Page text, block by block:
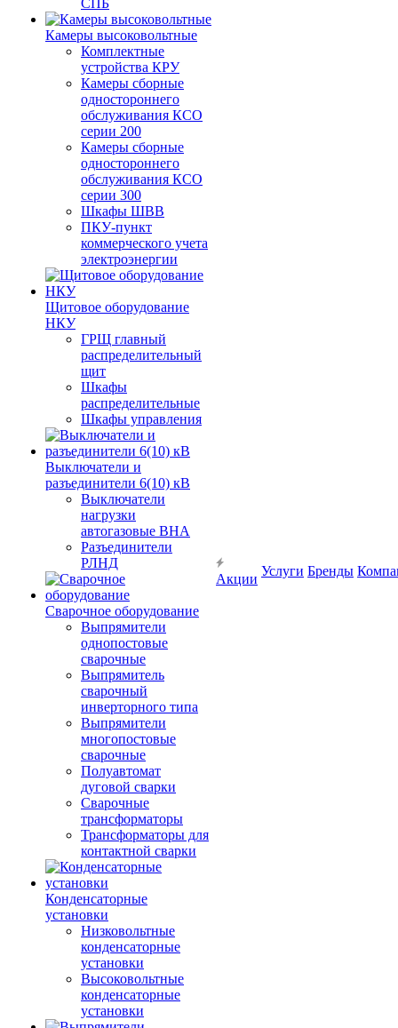
СПБ
Камеры высоковольтные
Комплектные
устройства КРУ
Камеры сборные
одностороннего
обслуживания КСО
серии 200
Камеры сборные
одностороннего
обслуживания КСО
серии 300
Шкафы ШВВ
ПКУ-пункт
коммерческого учета
электроэнергии
Щитовое оборудование
НКУ
ГРЩ главный
распределительный
щит
Шкафы
распределительные
Шкафы управления
Выключатели и
разъединители 6(10) кВ
Выключатели
нагрузки
автогазовые ВНА
Разъединители
РЛНД
Сварочное оборудование
Выпрямители
однопостовые
сварочные
Выпрямитель
сварочный
инверторного типа
Выпрямители
многопостовые
сварочные
Полуавтомат
дуговой сварки
Сварочные
трансформаторы
Трансформаторы для
контактной сварки
Конденсаторные
установки
Низковольтные
конденсаторные
установки
Высоковольтные
конденсаторные
установки
Акции
Услуги Бренды